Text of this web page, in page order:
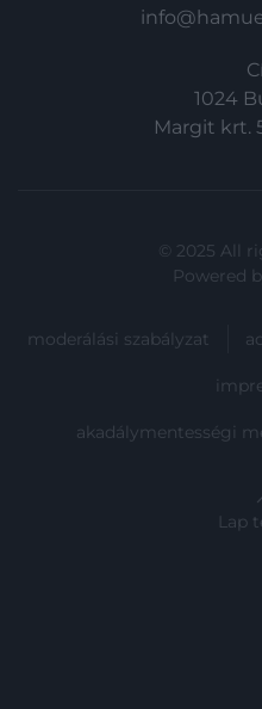
1024
Margit krt.
© 2025 All
Powered
moderálási szabályzat
akadálymentességi
Lap